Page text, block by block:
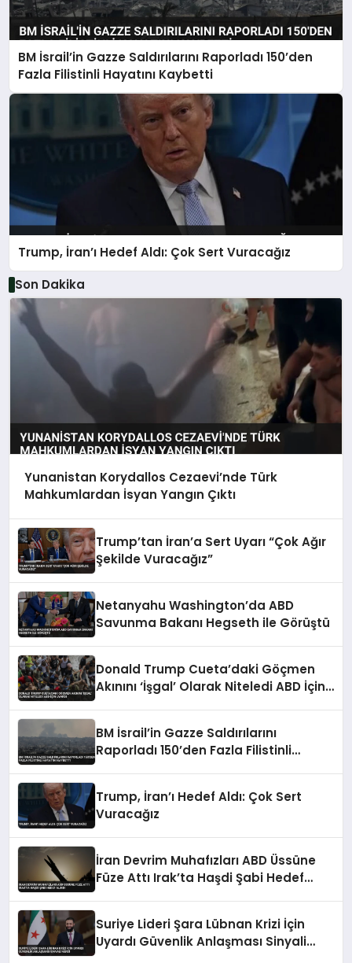
BM İsrail’in Gazze Saldırılarını Raporladı 150’den
Fazla Filistinli Hayatını Kaybetti
Trump, İran’ı Hedef Aldı: Çok Sert Vuracağız
Son Dakika
Yunanistan Korydallos Cezaevi’nde Türk
Mahkumlardan İsyan Yangın Çıktı
Trump’tan İran’a Sert Uyarı “Çok Ağır
Şekilde Vuracağız”
Netanyahu Washington’da ABD
Savunma Bakanı Hegseth ile Görüştü
Donald Trump Cueta’daki Göçmen
Akınını ‘İşgal’ Olarak Niteledi ABD İçin
BM İsrail’in Gazze Saldırılarını
Raporladı 150’den Fazla Filistinli
Trump, İran’ı Hedef Aldı: Çok Sert
Vuracağız
İran Devrim Muhafızları ABD Üssüne
Füze Attı Irak’ta Haşdi Şabi Hedef
Suriye Lideri Şara Lübnan Krizi İçin
Uyardı Güvenlik Anlaşması Sinyali